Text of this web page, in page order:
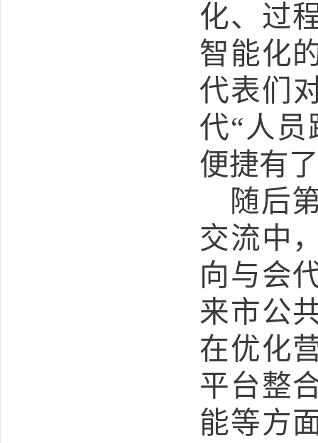
化、过
智能化
代表们
代“人员
便捷有
随后
交流中
向与会
来市公
在优化
平台整
能等方